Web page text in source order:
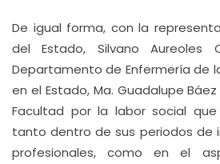
De igual forma, con la
del Estado, Silvano
Departamento de Enfermería de
en el Estado, Ma. Guadalupe
Facultad por la labor social
tanto dentro de sus periodos de
profesionales, como en el